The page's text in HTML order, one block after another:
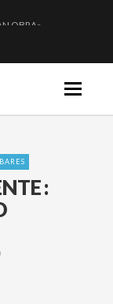
OBRA»
QUE UN BAR.
: